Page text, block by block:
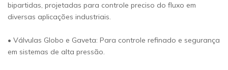
bipartidas, projetadas para controle preciso do fluxo em
diversas aplicações industriais.
• Válvulas Globo e Gaveta: Para controle refinado e segurança
em sistemas de alta pressão.